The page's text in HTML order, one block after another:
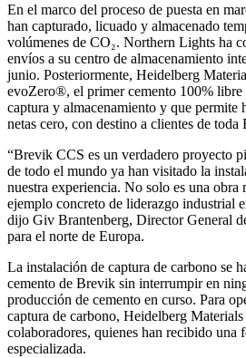
En el marco del proceso de puesta en
han capturado, licuado y almacenado
volúmenes de CO₂. Northern Lights ha
envíos a su centro de almacenamiento
junio. Posteriormente, Heidelberg
evoZero®, el primer cemento 100% libre
captura y almacenamiento y que permite
netas cero, con destino a clientes de toda
“Brevik CCS es un verdadero proyecto
de todo el mundo ya han visitado la
nuestra experiencia. No solo es una obra
ejemplo concreto de liderazgo industrial
dijo Giv Brantenberg, Director General
para el norte de Europa.
La instalación de captura de carbono se
cemento de Brevik sin interrumpir en
producción de cemento en curso. Para
captura de carbono, Heidelberg
colaboradores, quienes han recibido una
especializada.